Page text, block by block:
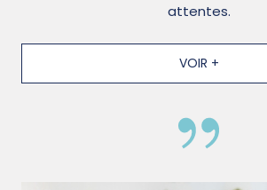
attentes.
VOIR +